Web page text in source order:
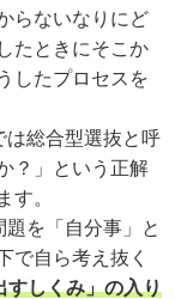
らないなりにど
たときにそこか
したプロセスを
は総合型選抜と呼
？」という正解
す。
を「自分事」と
で自ら考え抜く
すしくみ」の入り